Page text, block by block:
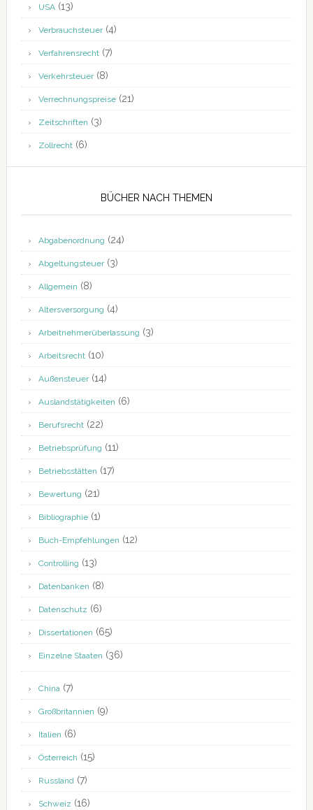
USA(13)
Verbrauchsteuer(4)
Verfahrensrecht(7)
Verkehrsteuer(8)
Verrechnungspreise(21)
Zeitschriften (3)
Zollrecht(6)
BÜCHER NACH THEMEN
Abgabenordnung (24)
Abgeltungsteuer(3)
Allgemein (8)
Altersversorgung (4)
Arbeitnehmerüberlassung (3)
Arbeitsrecht(10)
Außensteuer(14)
Auslandstätigkeiten (6)
Berufsrecht(22)
Betriebsprüfung (11)
Betriebsstätten (17)
Bewertung (21)
Bibliographie(1)
Buch-Empfehlungen (12)
Controlling (13)
Datenbanken (8)
Datenschutz (6)
Dissertationen (65)
Einzelne Staaten (36)
China(7)
Großbritannien (9)
Italien (6)
Österreich (15)
Russland(7)
Schweiz (16)